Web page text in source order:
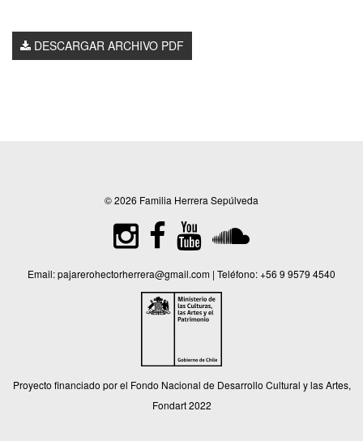
DESCARGAR ARCHIVO PDF
© 2026 Familia Herrera Sepúlveda
Email:pajarerohectorherrera@gmail.com | Teléfono:+56 9 9579 4540
Proyecto financiado por el Fondo Nacional de Desarrollo Cultural y las Artes,
Fondart 2022